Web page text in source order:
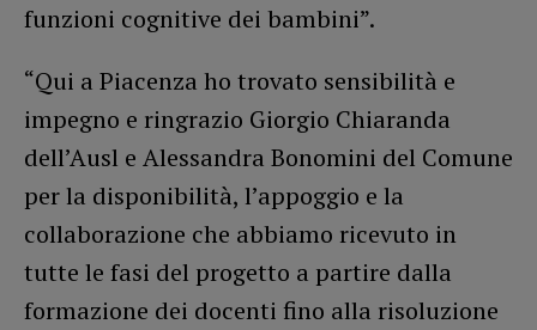
funzioni cognitive dei bambini”.
“Qui a Piacenza ho trovato sensibilità e
impegno e ringrazio Giorgio Chiaranda
dell’Ausl e Alessandra Bonomini del Comune
per la disponibilità, l’appoggio e la
collaborazione che abbiamo ricevuto in
tutte le fasi del progetto a partire dalla
formazione dei docenti fino alla risoluzione